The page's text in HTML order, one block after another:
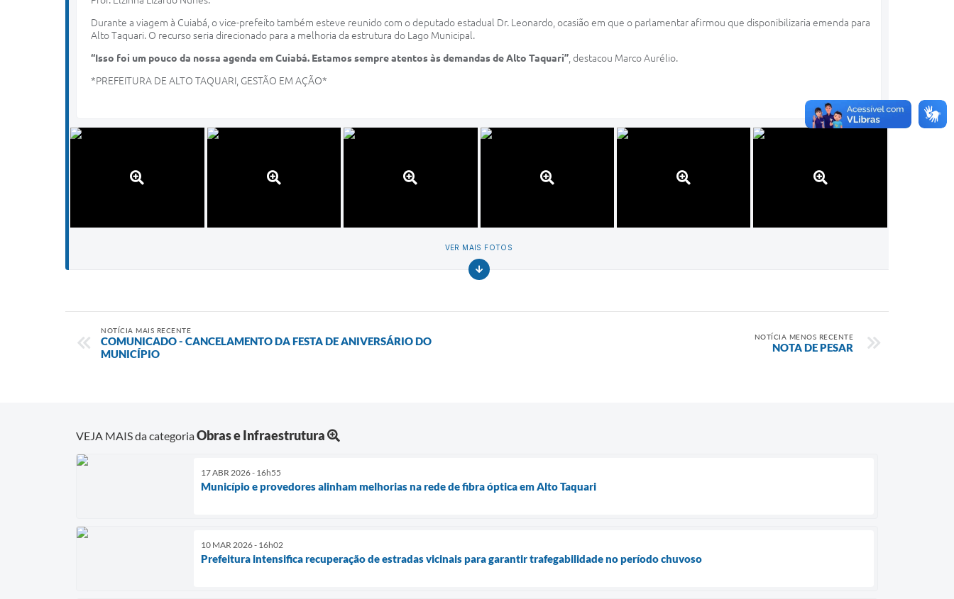
Durante a viagem à Cuiabá, o vice-prefeito também esteve reunido com o deputado estadual Dr. Leonardo, ocasião em que o parlamentar afirmou que disponibilizaria emenda para
Alto Taquari. O recurso seria direcionado para a melhoria da estrutura do Lago Municipal.
“Isso foi um pouco da nossa agenda em Cuiabá. Estamos sempre atentos às demandas de Alto Taquari” , destacou Marco Aurélio.
*PREFEITURA DE ALTO TAQUARI, GESTÃO EM AÇÃO*
VER MAIS FOTOS
NOTÍCIA MAIS RECENTE
COMUNICADO - CANCELAMENTO DA FESTA DE ANIVERSÁRIO DO
MUNICÍPIO
NOTÍCIA MENOS RECENTE
NOTA DE PESAR
VEJA MAIS da categoriaObras e Infraestrutura
17 ABR 2026 - 16h55
Município e provedores alinham melhorias na rede de fibra óptica em Alto Taquari
10 MAR 2026 - 16h02
Prefeitura intensifica recuperação de estradas vicinais para garantir trafegabilidade no período chuvoso